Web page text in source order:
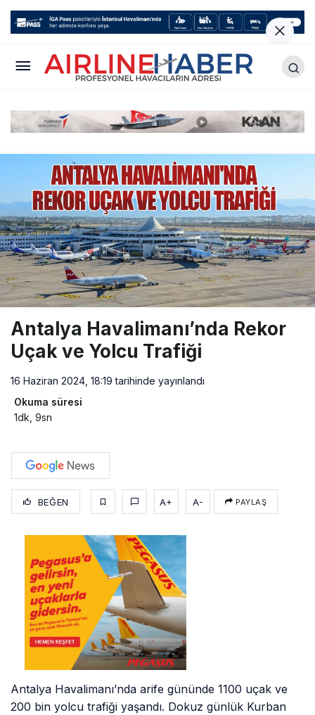
Antalya Havalimanı’nda Rekor
Uçak ve Yolcu Trafiği
16 Haziran 2024, 18:19 tarihinde yayınlandı
Okuma süresi
1dk, 9sn
BEĞEN A+ A- PAYLAŞ
Antalya Havalimanı’nda arife gününde 1100 uçak ve
200 bin yolcu trafiği yaşandı. Dokuz günlük Kurban